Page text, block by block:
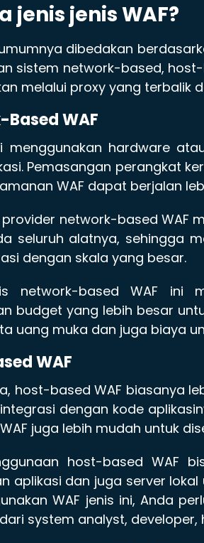
jenis jenis WAF?
dibedakan
sistem network-based,
melalui proxy yang terbalik
Based WAF
menggunakan hardware
Pemasangan perangkat
WAF dapat berjalan
network-based WAF
seluruh alatnya, sehingga
dengan skala yang besar.
network-based WAF ini
budget yang lebih besar
uang muka dan juga biaya
WAF
host-based WAF biasanya
dengan kode
juga lebih mudah untuk
host-based WAF
aplikasi dan juga server
WAF jenis ini, Anda
system analyst, developer,